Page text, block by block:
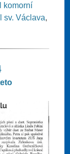
komorní
sv. Václava,